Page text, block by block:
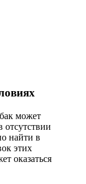
может
отсутствии
найти в
этих
оказаться